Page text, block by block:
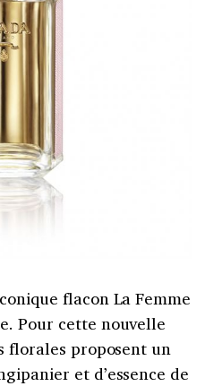
flacon La Femme
Pour cette nouvelle
florales proposent un
et d’essence de